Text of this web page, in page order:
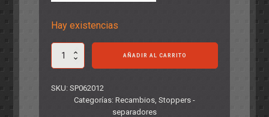
Hay existencias
Separador
MINI
BRONCE
AÑADIR AL CARRITO
SKU:SP062012
Categorías: Recambios, Stoppers -
separadores